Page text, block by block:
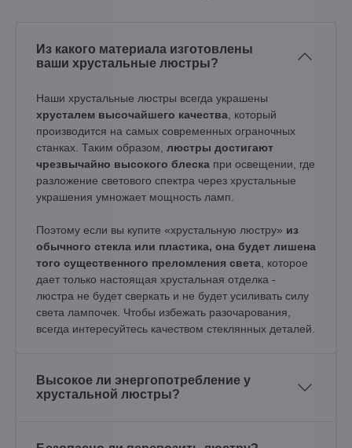
Из какого материала изготовлены
ваши хрустальные люстры?
Наши хрустальные люстры всегда украшены
хрусталем высочайшего качества, который
производится на самых современных ограночных
станках. Таким образом, люстры достигают
чрезвычайно высокого блеска при освещении, где
разложение светового спектра через хрустальные
украшения умножает мощность ламп.
Поэтому если вы купите «хрустальную люстру» из
обычного стекла или пластика, она будет лишена
того существенного преломления света, которое
дает только настоящая хрустальная отделка -
люстра не будет сверкать и не будет усиливать силу
света лампочек. Чтобы избежать разочарования,
всегда интересуйтесь качеством стеклянных деталей.
Высокое ли энергопотребление у
хрустальной люстры?